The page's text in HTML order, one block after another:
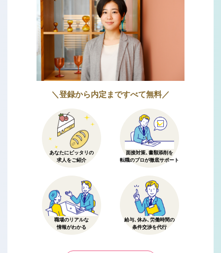
＼登録から内定まですべて無料／
あなたにピッタリの
求人をご紹介
面接対策、書類添削を
転職のプロが徹底サポート
職場のリアルな
情報がわかる
給与、休み、労働時間の
条件交渉を代行